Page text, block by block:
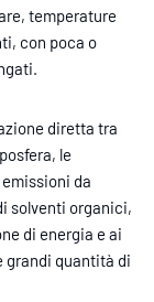
temperature
con poca o
diretta tra
le
da
solventi organici,
di energia e ai
grandi quantità di